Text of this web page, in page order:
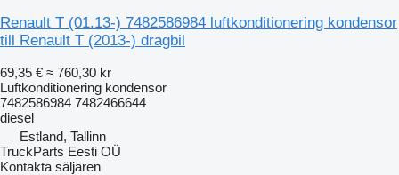
Renault T (01.13-) 7482586984 luftkonditionering kondensor
till Renault T (2013-) dragbil
69,35 € ≈ 760,30 kr
Luftkonditionering kondensor
7482586984 7482466644
diesel
Estland, Tallinn
TruckParts Eesti OÜ
Kontakta säljaren